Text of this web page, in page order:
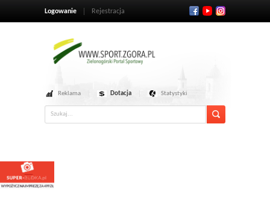
Logowanie Rejestracja
Reklama Dotacja Statystyki